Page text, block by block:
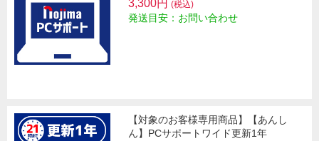
3,300円 (税込)
発送目安：お問い合わせ
【対象のお客様専用商品】【あんし
ん】PCサポートワイド更新1年